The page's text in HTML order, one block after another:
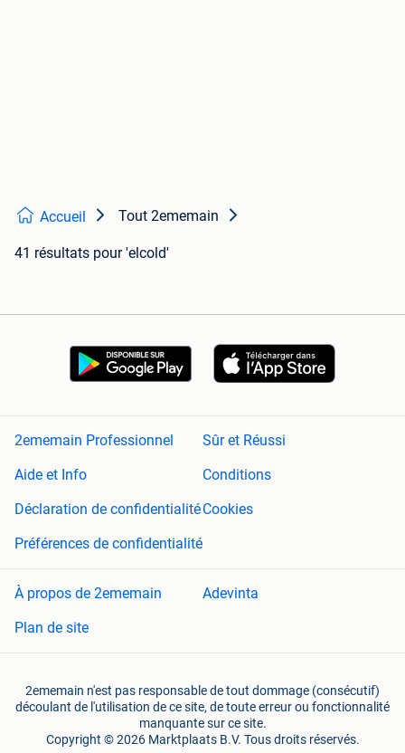
Accueil Tout 2ememain
41 résultats pour 'elcold'
2ememain Professionnel
Sûr et Réussi
Aide et Info
Conditions
Déclaration de confidentialitéCookies
Préférences de confidentialité
À propos de 2ememain
Adevinta
Plan de site
2ememain n'est pas responsable de tout dommage (consécutif)
découlant de l'utilisation de ce site, de toute erreur ou fonctionnalité
manquante sur ce site.
Copyright © 2026 Marktplaats B.V. Tous droits réservés.